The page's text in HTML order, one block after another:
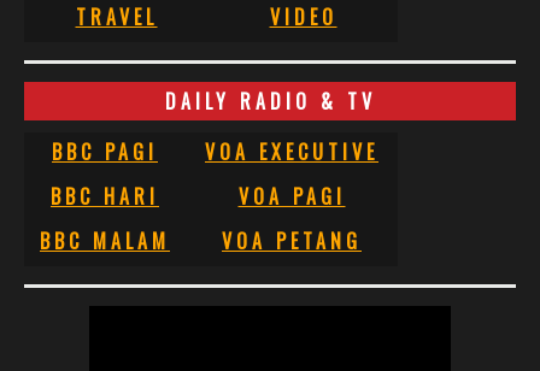
TRAVEL
VIDEO
DAILY RADIO & TV
BBC PAGI
VOA EXECUTIVE
BBC HARI
VOA PAGI
BBC MALAM
VOA PETANG